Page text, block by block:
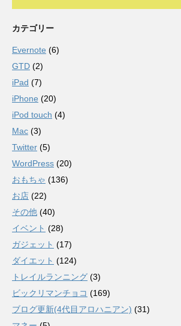
カテゴリー
Evernote (6)
GTD (2)
iPad (7)
iPhone (20)
iPod touch (4)
Mac (3)
Twitter (5)
WordPress (20)
おもちゃ (136)
お店 (22)
その他 (40)
イベント (28)
ガジェット (17)
ダイエット (124)
トレイルランニング (3)
ビックリマンチョコ (169)
ブログ更新(4代目アロハニアン) (31)